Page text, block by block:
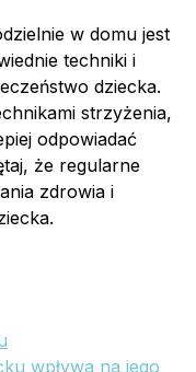
w domu jest
techniki i
dziecka.
strzyżenia,
odpowiadać
że regularne
zdrowia i
wpływa na jego